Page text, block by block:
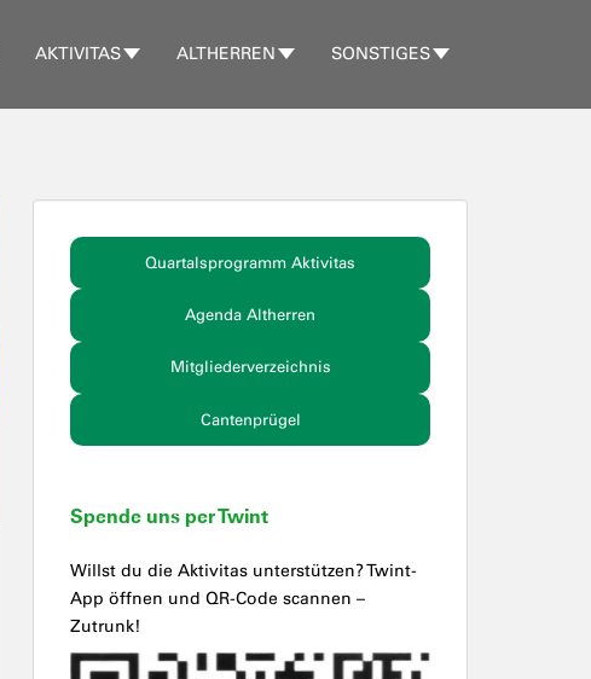
AKTIVITAS ALTHERREN SONSTIGES
Quartalsprogramm Aktivitas
Agenda Altherren
Mitgliederverzeichnis
Cantenprügel
Spende uns per Twint
Willst du die Aktivitas unterstützen? Twint-
App öffnen und QR-Code scannen –
Zutrunk!